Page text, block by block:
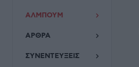
ΑΛΜΠΟΥΜ
ΑΡΘΡΑ
ΣΥΝΕΝΤΕΥΞΕΙΣ